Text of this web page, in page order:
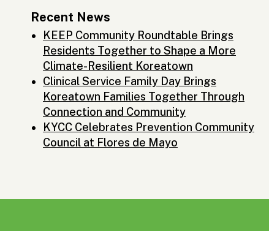
Recent News
KEEP Community Roundtable Brings
Residents Together to Shape a More
Climate-Resilient Koreatown
Clinical Service Family Day Brings
Koreatown Families Together Through
Connection and Community
KYCC Celebrates Prevention Community
Council at Flores de Mayo